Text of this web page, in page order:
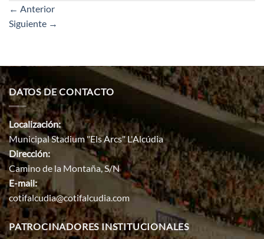
← Anterior
Siguiente →
DATOS DE CONTACTO
Localización:
Municipal Stadium "Els Arcs" L'Alcúdia
Dirección:
Camino de la Montaña, S/N
E-mail:
cotifalcudia@cotifalcudia.com
PATROCINADORES INSTITUCIONALES